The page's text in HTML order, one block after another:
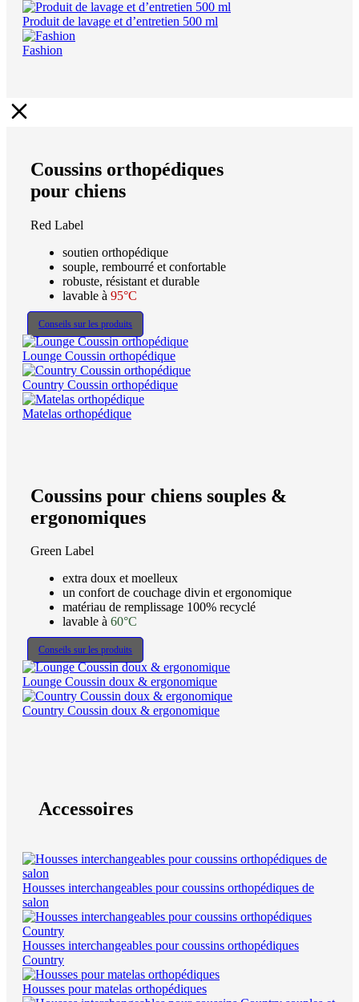
Produit de lavage et d’entretien 500 ml
Fashion
Coussins orthopédiques
pour chiens
Red Label
soutien orthopédique
souple, rembourré et confortable
robuste, résistant et durable
lavable à 95°C
Conseils sur les produits
Lounge Coussin orthopédique
Country Coussin orthopédique
Matelas orthopédique
Coussins pour chiens souples &
ergonomiques
Green Label
extra doux et moelleux
un confort de couchage divin et ergonomique
matériau de remplissage 100% recyclé
lavable à 60°C
Conseils sur les produits
Lounge Coussin doux & ergonomique
Country Coussin doux & ergonomique
Accessoires
Housses interchangeables pour coussins orthopédiques de
salon
Housses interchangeables pour coussins orthopédiques
Country
Housses pour matelas orthopédiques